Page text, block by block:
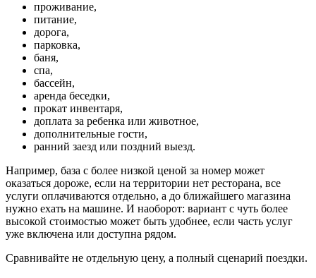
проживание,
питание,
дорога,
парковка,
баня,
спа,
бассейн,
аренда беседки,
прокат инвентаря,
доплата за ребенка или животное,
дополнительные гости,
ранний заезд или поздний выезд.
Например, база с более низкой ценой за номер может
оказаться дороже, если на территории нет ресторана, все
услуги оплачиваются отдельно, а до ближайшего магазина
нужно ехать на машине. И наоборот: вариант с чуть более
высокой стоимостью может быть удобнее, если часть услуг
уже включена или доступна рядом.
Сравнивайте не отдельную цену, а полный сценарий поездки.